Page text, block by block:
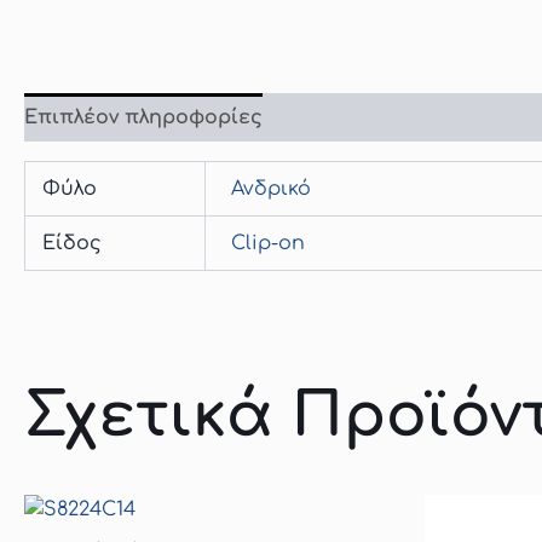
Επιπλέον πληροφορίες
Φύλο Ανδρικό
Είδος Clip-on
Σχετικά